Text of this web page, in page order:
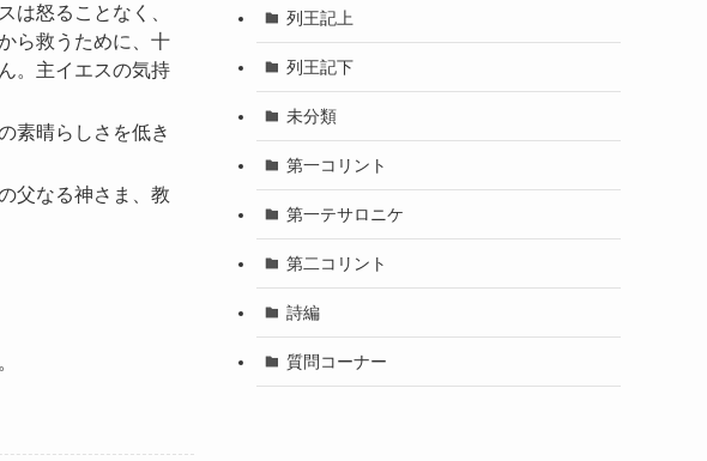
は怒ることなく、
ら救うために、十
。主イエスの気持
素晴らしさを低き
父なる神さま、教
列王記上
列王記下
未分類
第一コリント
第一テサロニケ
第二コリント
詩編
質問コーナー